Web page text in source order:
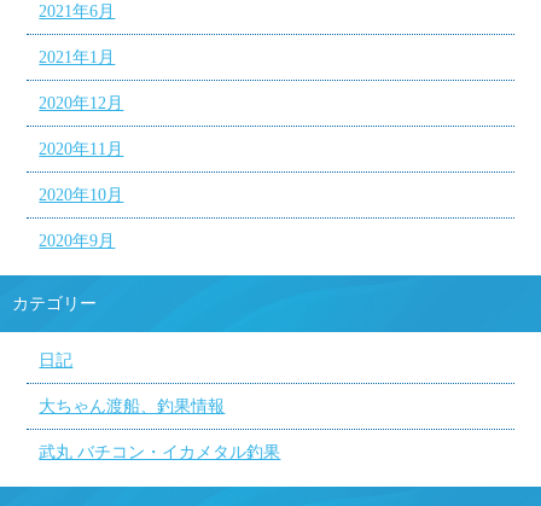
2021年6月
2021年1月
2020年12月
2020年11月
2020年10月
2020年9月
カテゴリー
日記
大ちゃん渡船、釣果情報
武丸 バチコン・イカメタル釣果